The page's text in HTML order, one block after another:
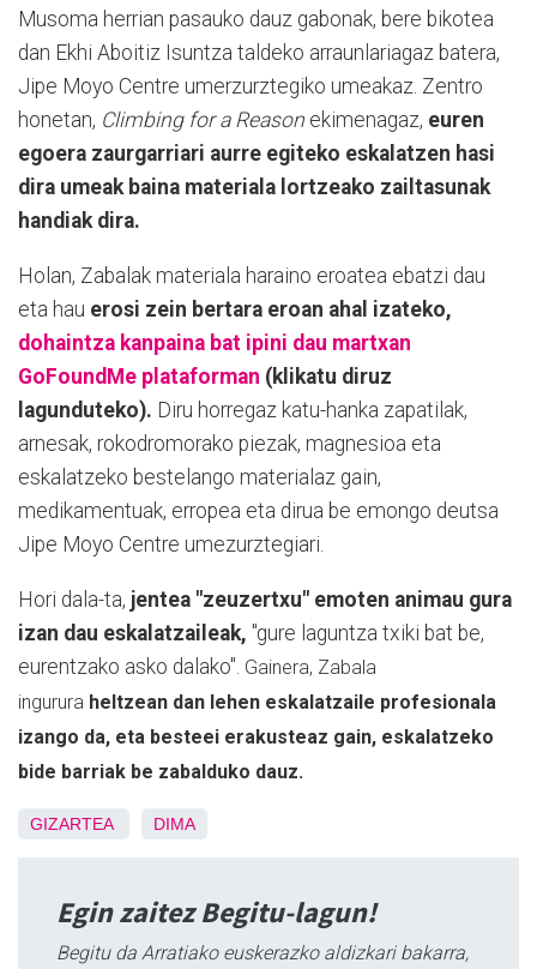
Musoma herrian pasauko dauz gabonak, bere bikotea
dan Ekhi Aboitiz Isuntza taldeko arraunlariagaz batera,
Jipe Moyo Centre umerzurztegiko umeakaz. Zentro
honetan, Climbing for a Reason ekimenagaz, euren
egoera zaurgarriari aurre egiteko eskalatzen hasi
dira umeak baina materiala lortzeako zailtasunak
handiak dira.
Holan, Zabalak materiala haraino eroatea ebatzi dau
eta hau erosi zein bertara eroan ahal izateko,
dohaintza kanpaina bat ipini dau martxan
GoFoundMe plataforman (klikatu diruz
lagunduteko). Diru horregaz katu-hanka zapatilak,
arnesak, rokodromorako piezak, magnesioa eta
eskalatzeko bestelango materialaz gain,
medikamentuak, erropea eta dirua be emongo deutsa
Jipe Moyo Centre umezurztegiari.
Hori dala-ta, jentea "zeuzertxu" emoten animau gura
izan dau eskalatzaileak, "gure laguntza txiki bat be,
eurentzako asko dalako". Gainera, Zabala
ingurura heltzean dan lehen eskalatzaile profesionala
izango da, eta besteei erakusteaz gain, eskalatzeko
bide barriak be zabalduko dauz.
GIZARTEA DIMA
Egin zaitez Begitu-lagun!
Begitu da Arratiako euskerazko aldizkari bakarra,